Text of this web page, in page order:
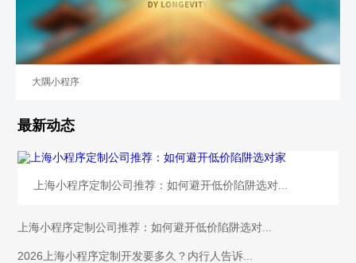
大隅小程序
最新动态
上海小程序定制公司推荐：如何避开低价陷阱选对...
上海小程序定制公司推荐：如何避开低价陷阱选对...
2026上海小程序定制开发要多久？内行人告诉...